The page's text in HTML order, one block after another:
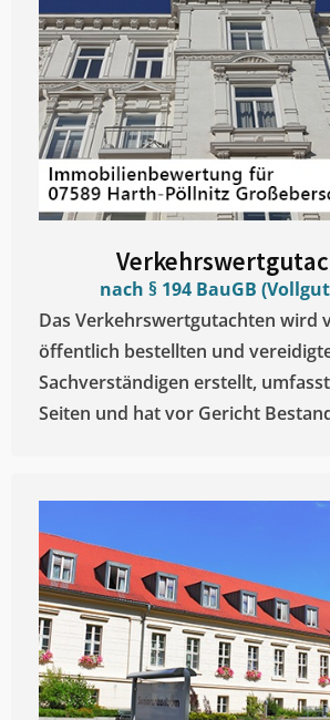
nach § 194 BauGB
Das Verkehrswertgutachten wird
öffentlich bestellten und
Sachverständigen erstellt,
Seiten und hat vor Gericht